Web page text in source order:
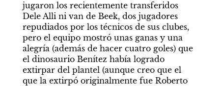
jugaron los recientemente transferidos
Dele Alli ni van de Beek, dos jugadores
repudiados por los técnicos de sus clubes,
pero el equipo mostró unas ganas y una
alegría (además de hacer cuatro goles) que
el dinosaurio Benítez había logrado
extirpar del plantel (aunque creo que el
que la extirpó originalmente fue Roberto